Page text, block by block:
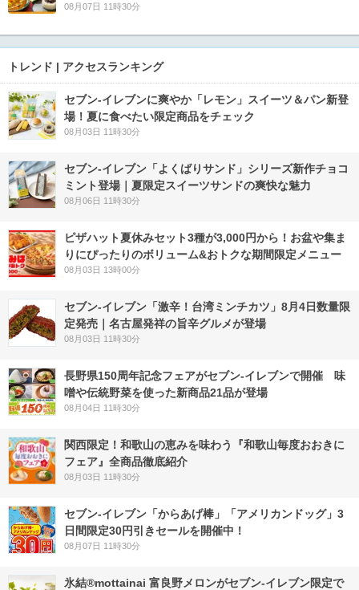
08月07日 11時30分
トレンド | アクセスランキング
セブン‐イレブンに爽やか「レモン」スイーツ＆パン新登
場！夏に食べたい限定商品をチェック
08月03日 11時30分
セブン‐イレブン「よくばりサンド」シリーズ新作チョコ
ミント登場｜夏限定スイーツサンドの爽快な魅力
08月06日 11時30分
ピザハット夏休みセット3種が3,000円から！お盆や集ま
りにぴったりのボリューム&おトクな期間限定メニュー
08月03日 13時00分
セブン-イレブン「激辛！台湾ミンチカツ」8月4日数量限
定発売｜名古屋発祥の旨辛グルメが登場
08月03日 11時30分
長野県150周年記念フェアがセブン-イレブンで開催 味
噌や伝統野菜を使った新商品21品が登場
08月04日 11時30分
関西限定！和歌山の恵みを味わう『和歌山毎度おおきに
フェア』全商品徹底紹介
08月03日 11時30分
セブン‐イレブン「からあげ棒」「アメリカンドッグ」3
日間限定30円引きセールを開催中！
08月07日 11時30分
氷結®mottainai 富良野メロンがセブン‐イレブン限定で